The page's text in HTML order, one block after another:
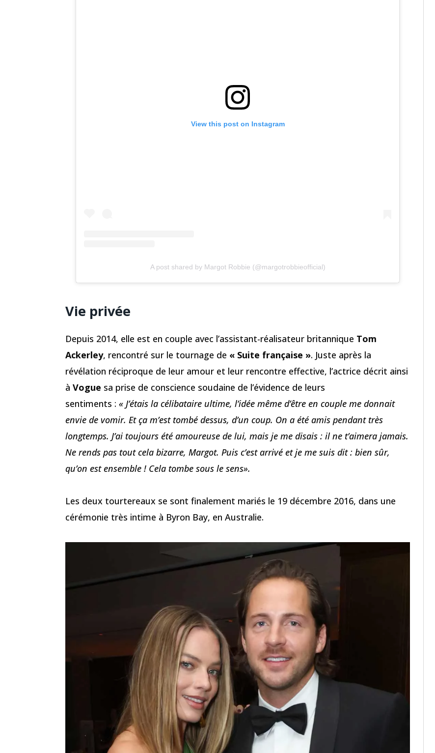
View this post on Instagram
A post shared by Margot Robbie (@margotrobbieofficial)
Vie privée
Depuis 2014, elle est en couple avec l’assistant-réalisateur britannique Tom
Ackerley, rencontré sur le tournage de « Suite française ». Juste après la
révélation réciproque de leur amour et leur rencontre effective, l’actrice décrit ainsi
à Vogue sa prise de conscience soudaine de l’évidence de leurs
sentiments : « J’étais la célibataire ultime, l’idée même d’être en couple me donnait
envie de vomir. Et ça m’est tombé dessus, d’un coup. On a été amis pendant très
longtemps. J’ai toujours été amoureuse de lui, mais je me disais : il ne t’aimera jamais.
Ne rends pas tout cela bizarre, Margot. Puis c’est arrivé et je me suis dit : bien sûr,
qu’on est ensemble ! Cela tombe sous le sens».
Les deux tourtereaux se sont finalement mariés le 19 décembre 2016, dans une
cérémonie très intime à Byron Bay, en Australie.